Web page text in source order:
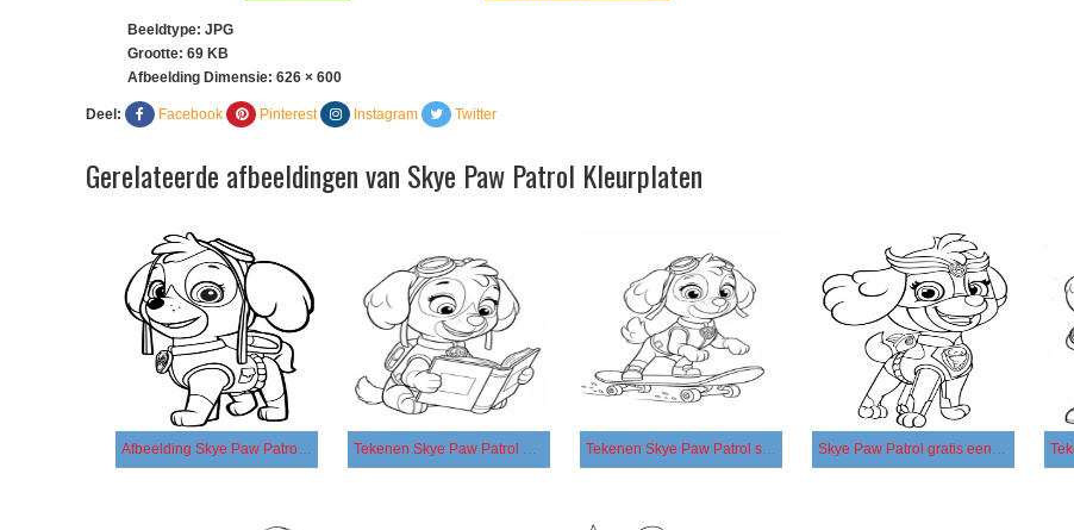
Beeldtype: JPG
Grootte: 69 KB
Afbeelding Dimensie: 626 × 600
Deel: Facebook Pinterest Instagram Twitter
Gerelateerde afbeeldingen van Skye Paw Patrol Kleurplaten
Afbeelding Skye Paw Patrol printbaar Tekenen Skye Paw Patrol gratis afdrukbaar Tekenen Skye Paw Patrol simpel Skye Paw Patrol gratis eenvoudig